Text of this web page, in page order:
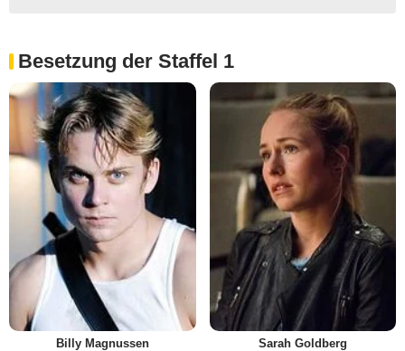
Besetzung der Staffel 1
Billy Magnussen Sarah Goldberg